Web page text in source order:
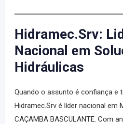
Hidramec.Srv:
Nacional em
Hidráulicas
Quando o assunto é confiança e
Hidramec.Srv é líder nacional em
CAÇAMBA BASCULANTE. Com